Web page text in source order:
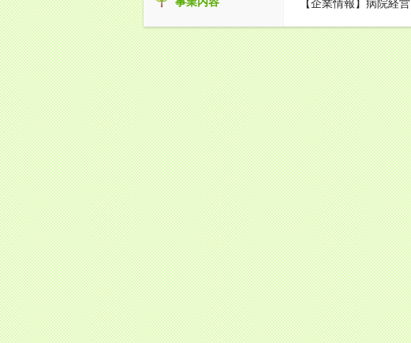
【企業情報】病院経営